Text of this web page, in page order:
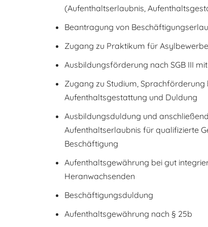
(Aufenthaltserlaubnis,
Beantragung von
Zugang zu Praktikum für
Ausbildungsförderung nach SGB III
Zugang zu Studium,
Aufenthaltsgestattung und Duldung
Ausbildungsduldung und
Aufenthaltserlaubnis für qualifizierte
Beschäftigung
Aufenthaltsgewährung bei gut
Heranwachsenden
Beschäftigungsduldung
Aufenthaltsgewährung nach § 25b